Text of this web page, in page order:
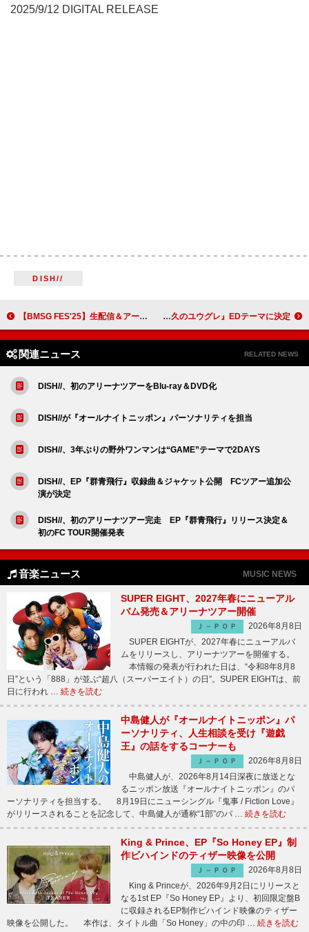
2025/9/12 DIGITAL RELEASE
DISH//
【BMSG FES'25】生配信＆アーカイブ配信へ Hana Hope、新曲「Two Of Us」がアニメ 『永久のユウグレ』EDテーマに決定
関連ニュース RELATED NEWS
DISH//、初のアリーナツアーをBlu-ray＆DVD化
DISH//が『オールナイトニッポン』パーソナリティを担当
DISH//、3年ぶりの野外ワンマンは“GAME”テーマで2DAYS
DISH//、EP『群青飛行』収録曲＆ジャケット公開 FCツアー追加公
演が決定
DISH//、初のアリーナツアー完走 EP『群青飛行』リリース決定＆
初のFC TOUR開催発表
音楽ニュース MUSIC NEWS
SUPER EIGHT、2027年春にニューアル
バム発売＆アリーナツアー開催
Ｊ－ＰＯＰ
2026年8月8日
SUPER EIGHTが、2027年春にニューアルバ
ムをリリースし、アリーナツアーを開催する。
本情報の発表が行われた日は、“令和8年8月8
日”という「888」が並ぶ“超八（スーパーエイト）の日”。SUPER EIGHTは、前
日に行われ … 続きを読む
中島健人が『オールナイトニッポン』パ
ーソナリティ、人生相談を受け『遊戯
王』の話をするコーナーも
Ｊ－ＰＯＰ
2026年8月8日
中島健人が、2026年8月14日深夜に放送とな
るニッポン放送『オールナイトニッポン』のパ
ーソナリティを担当する。 8月19日にニューシングル『鬼事 / Fiction Love』
がリリースされることを記念して、中島健人が通称“1部”のパ … 続きを読む
King & Prince、EP『So Honey EP』制
作ビハインドのティザー映像を公開
Ｊ－ＰＯＰ
2026年8月8日
King & Princeが、2026年9月2日にリリースと
なる1st EP『So Honey EP』より、初回限定盤B
に収録されるEP制作ビハインド映像のティザー
映像を公開した。 本作は、タイトル曲「So Honey」の中の印 … 続きを読む